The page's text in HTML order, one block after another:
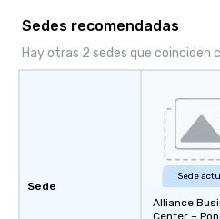
Sedes recomendadas
Hay otras 2 sedes que coinciden
Sede
Sede
Alliance
Center –